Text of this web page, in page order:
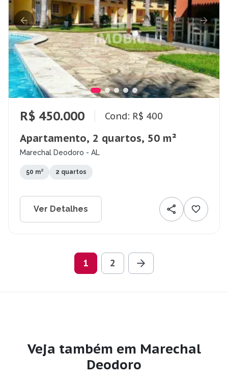
R$ 450.000 Cond: R$ 400
Apartamento, 2 quartos, 50 m²
Marechal Deodoro - AL
50 m² 2 quartos
Ver Detalhes
1 2
Veja também em Marechal
Deodoro